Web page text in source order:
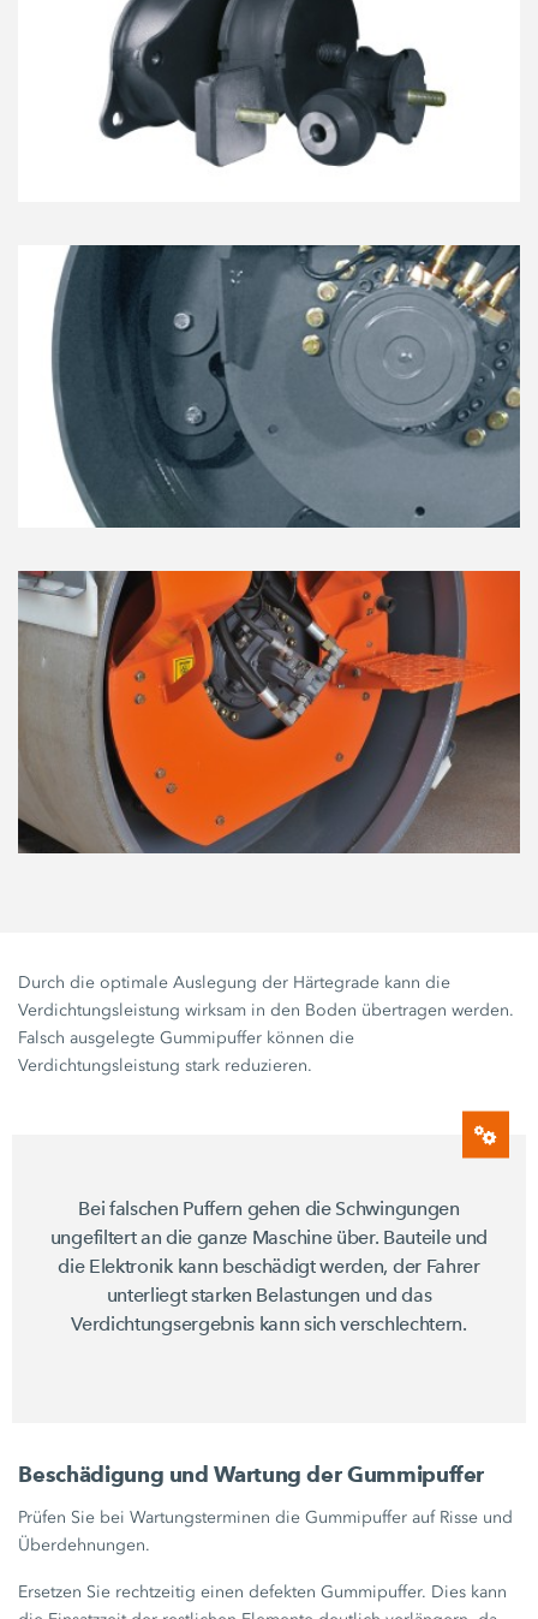
Durch die optimale Auslegung der Härtegrade kann die
Verdichtungsleistung wirksam in den Boden übertragen werden.
Falsch ausgelegte Gummipuffer können die
Verdichtungsleistung stark reduzieren.
Bei falschen Puffern gehen die Schwingungen
ungefiltert an die ganze Maschine über. Bauteile und
die Elektronik kann beschädigt werden, der Fahrer
unterliegt starken Belastungen und das
Verdichtungsergebnis kann sich verschlechtern.
Beschädigung und Wartung der Gummipuffer
Prüfen Sie bei Wartungsterminen die Gummipuffer auf Risse und
Überdehnungen.
Ersetzen Sie rechtzeitig einen defekten Gummipuffer. Dies kann